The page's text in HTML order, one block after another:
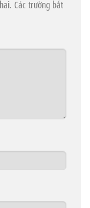
Các trường bắt